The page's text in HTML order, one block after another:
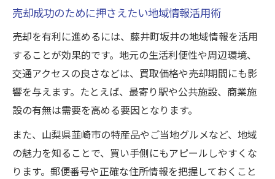
売却成功のために押さえたい地域情報活用術
売却を有利に進めるには、藤井町坂井の地域情報を活用
することが効果的です。地元の生活利便性や周辺環境、
交通アクセスの良さなどは、買取価格や売却期間にも影
響を与えます。たとえば、最寄り駅や公共施設、商業施
設の有無は需要を高める要因となります。
また、山梨県韮崎市の特産品やご当地グルメなど、地域
の魅力を知ることで、買い手側にもアピールしやすくな
ります。郵便番号や正確な住所情報を把握しておくこと